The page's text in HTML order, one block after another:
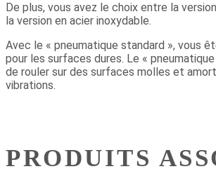
De plus, vous avez le choix entre la
la version en acier inoxydable.
Avec le « pneumatique standard », vous
pour les surfaces dures. Le «
de rouler sur des surfaces molles et
vibrations.
PRODUITS